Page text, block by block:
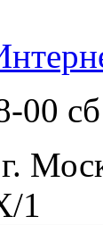
00
г.
1